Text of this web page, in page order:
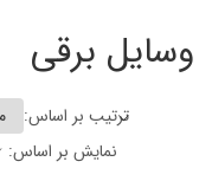
وسایل برقی
ترتیب بر اساس:
نمایش بر اساس: